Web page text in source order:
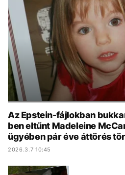
KÖZÉLET
ÉLETMÓD
BESZÉLGETÉSEK
VIDEÓ
GASZTRO
Az Epstein-fájlokban
ben eltűnt Madeleine
ügyében pár éve áttörés
2026.3.7 10:45